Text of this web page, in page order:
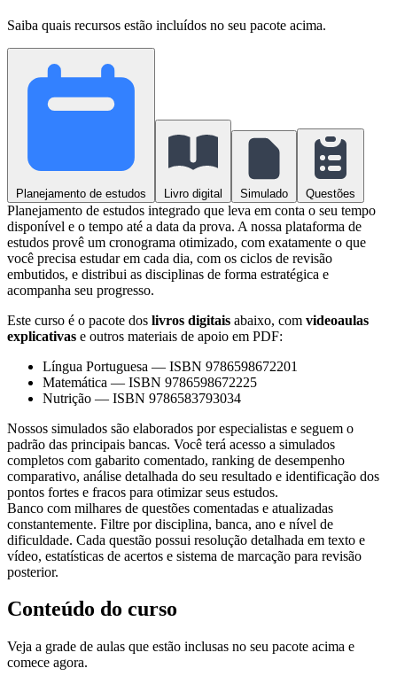
Saiba quais recursos estão incluídos no seu pacote acima.
Planejamento de estudos Livro digital Simulado Questões
Planejamento de estudos integrado que leva em conta o seu tempo
disponível e o tempo até a data da prova. A nossa plataforma de
estudos provê um cronograma otimizado, com exatamente o que
você precisa estudar em cada dia, com os ciclos de revisão
embutidos, e distribui as disciplinas de forma estratégica e
acompanha seu progresso.
Este curso é o pacote dos livros digitais abaixo, com videoaulas
explicativas e outros materiais de apoio em PDF:
Língua Portuguesa — ISBN 9786598672201
Matemática — ISBN 9786598672225
Nutrição — ISBN 9786583793034
Nossos simulados são elaborados por especialistas e seguem o
padrão das principais bancas. Você terá acesso a simulados
completos com gabarito comentado, ranking de desempenho
comparativo, análise detalhada do seu resultado e identificação dos
pontos fortes e fracos para otimizar seus estudos.
Banco com milhares de questões comentadas e atualizadas
constantemente. Filtre por disciplina, banca, ano e nível de
dificuldade. Cada questão possui resolução detalhada em texto e
vídeo, estatísticas de acertos e sistema de marcação para revisão
posterior.
Conteúdo do curso
Veja a grade de aulas que estão inclusas no seu pacote acima e
comece agora.